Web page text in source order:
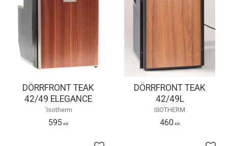
DÖRRFRONT TEAK
42/49 ELEGANCE
´Isotherm
595 KR
DÖRRFRONT TEAK
42/49L
ISOTHERM
460 KR